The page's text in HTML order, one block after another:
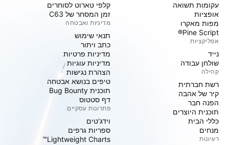
עקומות תשואה
אופציות
מפות מאקרו
Pine Script®
אפליקציות
נייד
שולחן עבודה
קהילה
רשת חברתית
קיר של אהבה
הפנה חבר
תוכנית היוצרים
כללי הבית
מנחים
רעיונות
קלפי טארוט לסוחרים
זמן המסחר של C63
מדיניות ואבטחה
תנאי שימוש
כתב ויתור
מדיניות פרטיות
מדיניות עוגיות
הצהרת נגישות
טיפים בנושא אבטחה
תוכנית Bug Bounty
דף סטטוס
פתרונות עסקיים
וידג'טים
ספריות גרפים
Lightweight Charts™